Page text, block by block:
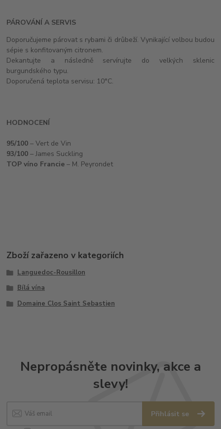
PÁROVÁNÍ A SERVIS
Doporučujeme párovat s rybami či drůbeží. Vynikající volbou budou
sépie s konfitovaným citronem.
Dekantujte a následně servírujte do velkých sklenic
burgundského typu.
Doporučená teplota servisu: 10°C.
HODNOCENÍ
95/100 – Vert de Vin
93/100 – James Suckling
TOP víno Francie – M. Peyrondet
Zboží zařazeno v kategoriích
Languedoc-Rousillon
Bílá vína
Domaine Clos Saint Sebastien
Nepropásněte novinky, akce a
slevy!
Přihlásit se